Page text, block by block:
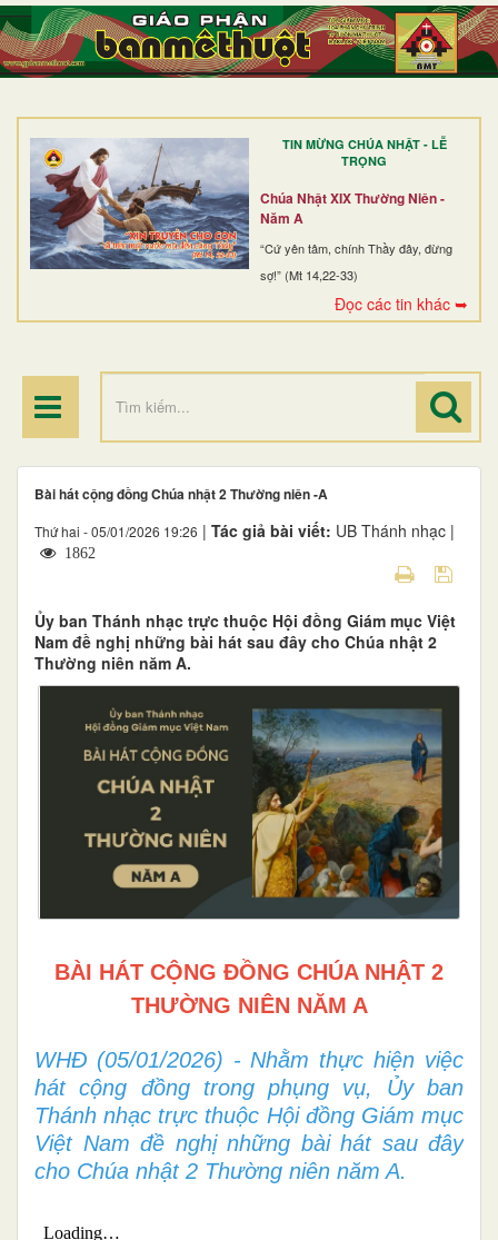
TIN MỪNG CHÚA NHẬT - LỄ
TRỌNG
Chúa Nhật XIX Thường Niên -
Năm A
“Cứ yên tâm, chính Thầy đây, đừng
sợ!” (Mt 14,22-33)
Đọc các tin khác ➥
TRANG NHẤT
GIỚI THIỆU
DÒNG TU
BAN MỤC VỤ
ĐOÀN THỂ CG
ĐIỂM HÀNH HƯƠNG
Bài hát cộng đồng Chúa nhật 2 Thường niên -A
Thứ hai - 05/01/2026 19:26 | Tác giả bài viết: UB Thánh nhạc |
1862
Ủy ban Thánh nhạc trực thuộc Hội đồng Giám mục Việt
Nam đề nghị những bài hát sau đây cho Chúa nhật 2
Thường niên năm A.
BÀI HÁT CỘNG ĐỒNG CHÚA NHẬT 2
THƯỜNG NIÊN NĂM A
WHĐ (05/01/2026) - Nhằm thực hiện việc
hát cộng đồng trong phụng vụ, Ủy ban
Thánh nhạc trực thuộc Hội đồng Giám mục
Việt Nam đề nghị những bài hát sau đây
cho Chúa nhật 2 Thường niên năm A.